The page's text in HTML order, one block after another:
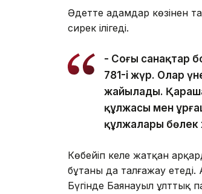
Әдетте адамдар көзінен
сирек ілігеді.
- Соңғы санақтар
781-і жүр. Олар
жайылады.
құлжасы мен
құлжалары бөлек
Көбейіп келе жатқан
бұтаны да талғажау
Бүгінде Баянауыл ұлттық